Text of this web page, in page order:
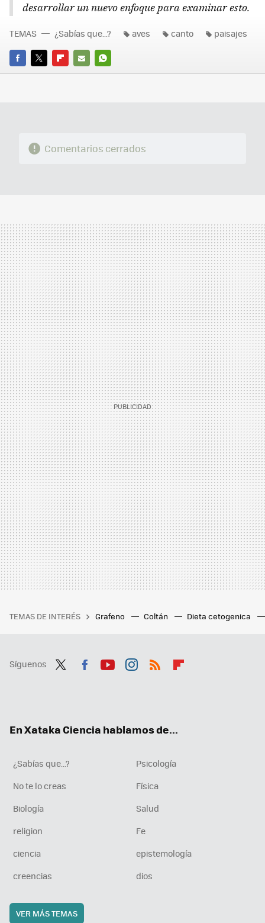
desarrollar un nuevo enfoque para examinar esto.
FACEBOOK
TWITTERFLIPBOARD
E-
WHATSAPP
TEMAS ¿Sabías que...? aves canto paisajes
Comentarios cerrados
TEMAS DE INTERÉS Grafeno Coltán Dieta cetogenica
Síguenos
En Xataka Ciencia hablamos de...
¿Sabías que...?
Psicología
No te lo creas
Física
Biología
Salud
religion
Fe
ciencia
epistemología
creencias
dios
VER MÁS TEMAS